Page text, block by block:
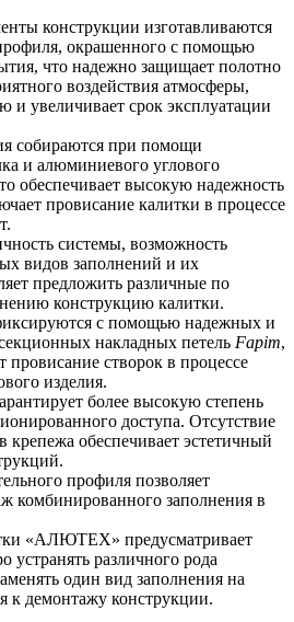
конструкции изготавливаются
окрашенного с помощью
что надежно защищает полотно
воздействия атмосферы,
и увеличивает срок эксплуатации
собираются при помощи
и алюминиевого углового
обеспечивает высокую надежность
провисание калитки в процессе
системы, возможность
видов заполнений и их
предложить различные по
конструкцию калитки.
с помощью надежных и
накладных петель Fapim,
створок в процессе
изделия.
более высокую степень
доступа. Отсутствие
крепежа обеспечивает эстетичный
профиля позволяет
комбинированного заполнения в
«АЛЮТЕХ» предусматривает
устранять различного рода
один вид заполнения на
к демонтажу конструкции.